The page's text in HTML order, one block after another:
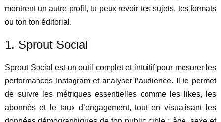
montrent un autre profil, tu peux revoir tes sujets, tes formats
ou ton ton éditorial.
1. Sprout Social
Sprout Social est un outil complet et intuitif pour mesurer les
performances Instagram et analyser l’audience. Il te permet
de suivre les métriques essentielles comme les likes, les
abonnés et le taux d’engagement, tout en visualisant les